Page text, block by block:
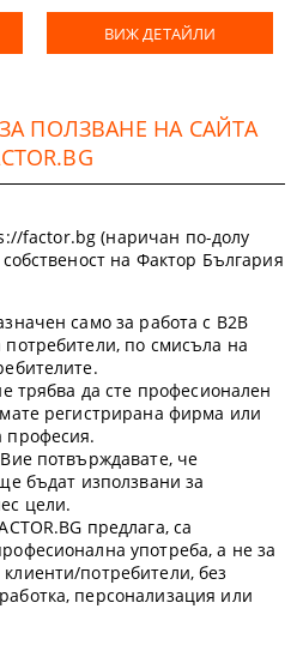
ВИЖ ДЕТАЙЛИ
ПОЛЗВАНЕ НА САЙТА
factor.bg (наричан по-долу
собственост на Фактор България
само за работа с B2B
по смисъла на
трябва да сте професионален
регистрирана фирма или
професия.
потвърждавате, че
бъдат използвани за
цели.
предлага, са
употреба, а не за
потребители, без
персонализация или